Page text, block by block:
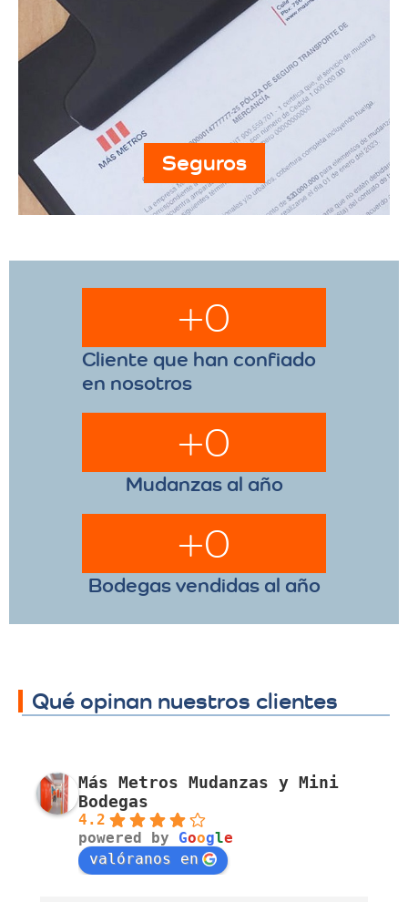
Seguros
Cliente que han confiado
en nosotros
+0
Mudanzas al año
+0
Bodegas vendidas al año
+0
Qué opinan nuestros clientes
Más Metros Mudanzas y Mini
Bodegas
4.2
powered by Google
valóranos en